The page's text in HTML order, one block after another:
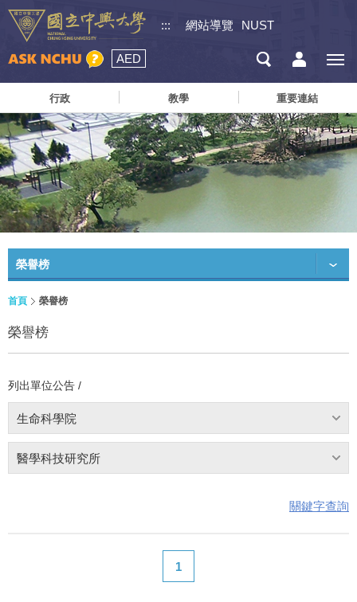
::: 網站導覽 NUST
AED
行政 教學 重要連結
榮譽榜
首頁 榮譽榜
榮譽榜
列出單位公告 /
生命科學院
醫學科技研究所
關鍵字查詢
1